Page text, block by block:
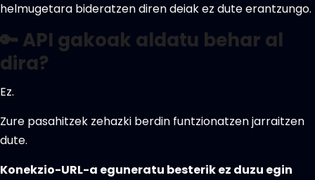
helmugetara bideratzen diren deiak ez dute erantzungo.
🔑 API gakoak aldatu behar al
dira?
Ez.
Zure pasahitzek zehazki berdin funtzionatzen jarraitzen
dute.
Konekzio-URL-a eguneratu besterik ez duzu egin